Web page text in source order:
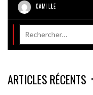
CAMILLE
ARTICLES RÉCENTS